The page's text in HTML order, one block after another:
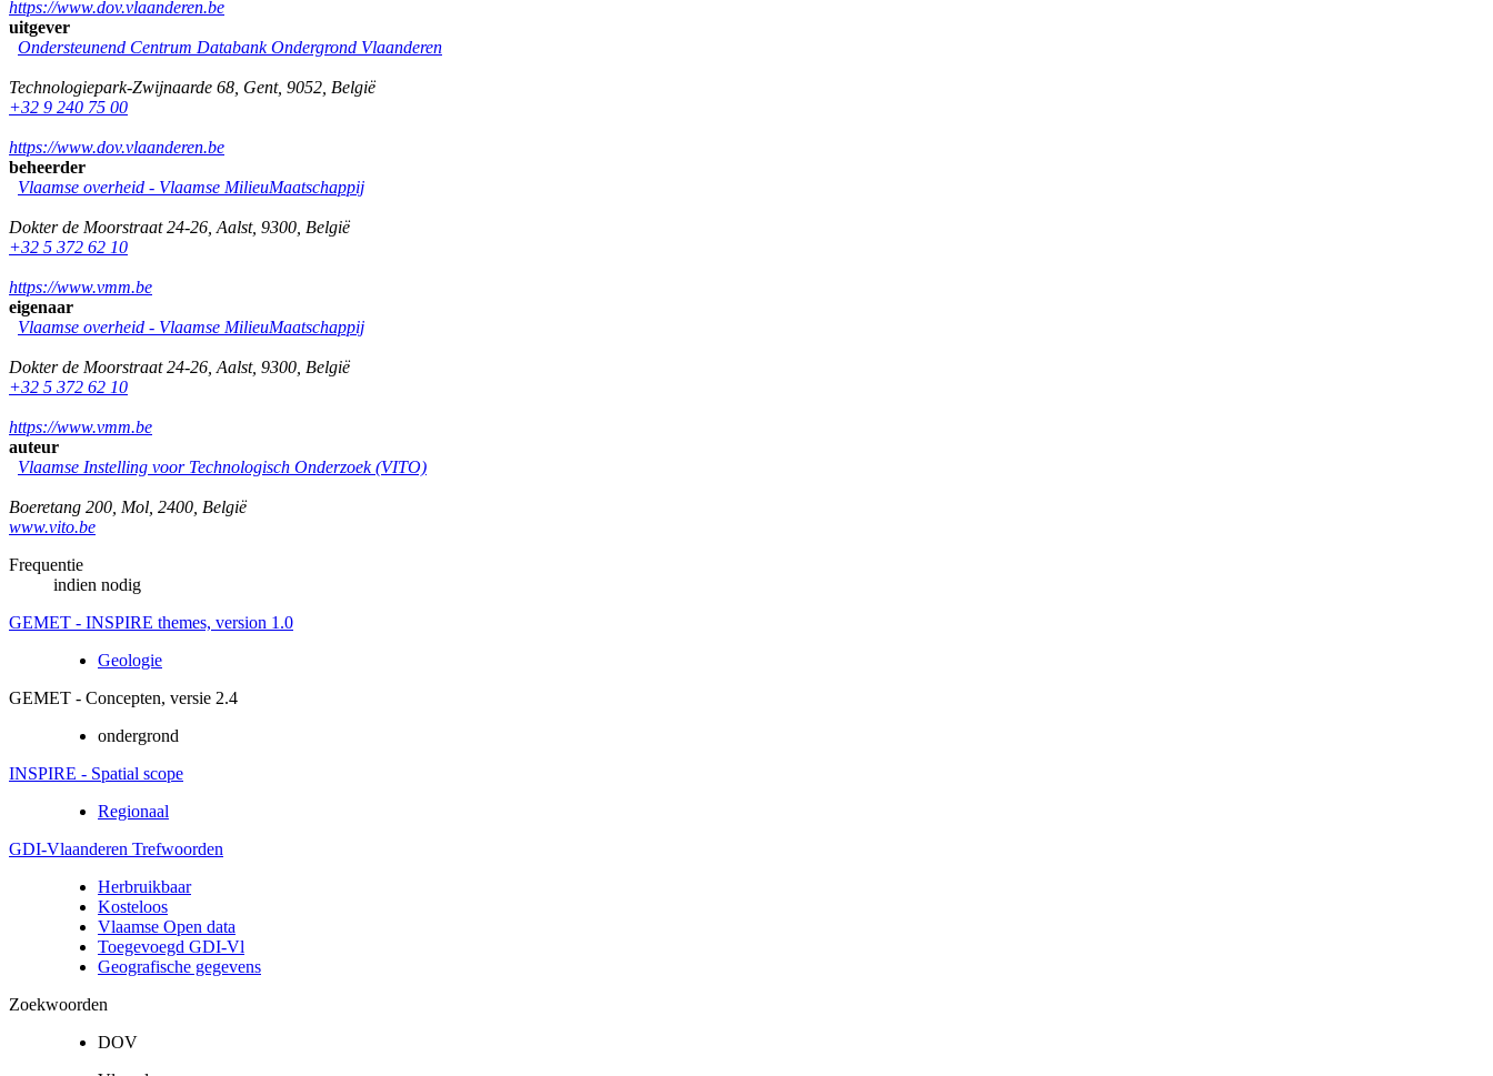
https://www.dov.vlaanderen.be
uitgever
Ondersteunend Centrum Databank Ondergrond Vlaanderen
Technologiepark-Zwijnaarde 68 Gent, 9052 België
+32 9 240 75 00
https://www.dov.vlaanderen.be
beheerder
Vlaamse overheid - Vlaamse MilieuMaatschappij
Dokter de Moorstraat 24-26 Aalst, 9300 België
+32 5 372 62 10
https://www.vmm.be
eigenaar
Vlaamse overheid - Vlaamse MilieuMaatschappij
Dokter de Moorstraat 24-26 Aalst, 9300 België
+32 5 372 62 10
https://www.vmm.be
auteur
Vlaamse Instelling voor Technologisch Onderzoek (VITO)
Boeretang 200 Mol 2400 België
www.vito.be
Frequentie
indien nodig
GEMET - INSPIRE themes, version 1.0
Geologie
GEMET - Concepten, versie 2.4
ondergrond
INSPIRE - Spatial scope
Regionaal
GDI-Vlaanderen Trefwoorden
Herbruikbaar
Kosteloos
Vlaamse Open data
Toegevoegd GDI-Vl
Geografische gegevens
Zoekwoorden
DOV